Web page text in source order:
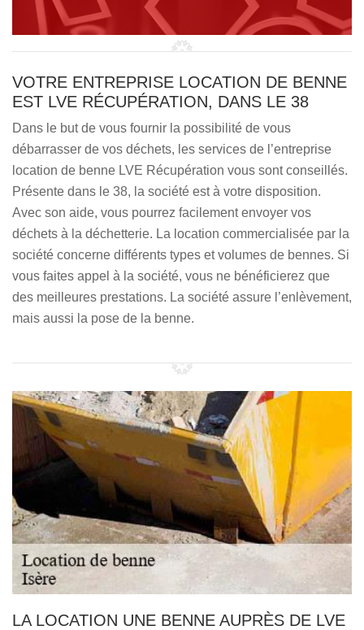
VOTRE ENTREPRISE LOCATION DE BENNE
EST LVE RÉCUPÉRATION, DANS LE 38
Dans le but de vous fournir la possibilité de vous
débarrasser de vos déchets, les services de l’entreprise
location de benne LVE Récupération vous sont conseillés.
Présente dans le 38, la société est à votre disposition.
Avec son aide, vous pourrez facilement envoyer vos
déchets à la déchetterie. La location commercialisée par la
société concerne différents types et volumes de bennes. Si
vous faites appel à la société, vous ne bénéficierez que
des meilleures prestations. La société assure l’enlèvement,
mais aussi la pose de la benne.
LA LOCATION UNE BENNE AUPRÈS DE LVE